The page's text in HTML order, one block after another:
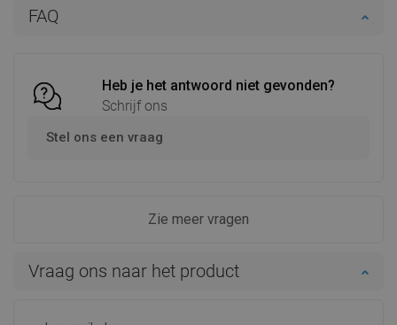
FAQ
Heb je het antwoord niet gevonden?
Schrijf ons
Stel ons een vraag
Zie meer vragen
Vraag ons naar het product